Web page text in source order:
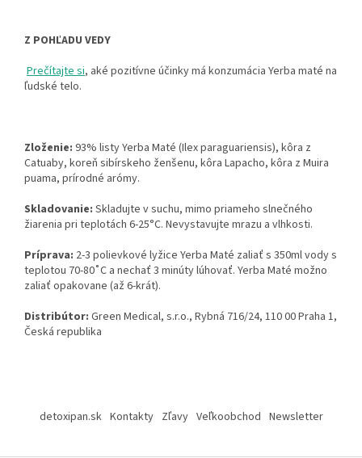
Z POHĽADU VEDY
Prečítajte si, aké pozitívne účinky má konzumácia Yerba maté na
ľudské telo.
Zloženie: 93% listy Yerba Maté (Ilex paraguariensis), kôra z
Catuaby, koreň sibírskeho ženšenu, kôra Lapacho, kôra z Muira
puama, prírodné arómy.
Skladovanie: Skladujte v suchu, mimo priameho slnečného
žiarenia pri teplotách 6-25°C. Nevystavujte mrazu a vlhkosti.
Príprava: 2-3 polievkové lyžice Yerba Maté zaliať s 350ml vody s
teplotou 70-80˚C a nechať 3 minúty lúhovať. Yerba Maté možno
zaliať opakovane (až 6-krát).
Distribútor: Green Medical, s.r.o., Rybná 716/24, 110 00 Praha 1,
Česká republika
detoxipan.sk Kontakty Zľavy Veľkoobchod Newsletter